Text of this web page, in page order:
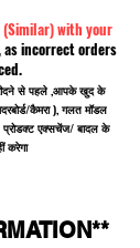
with your
incorrect orders
से पहले ,आपके खुद के
कैमरा ), गलत मॉडल
एक्सचेंज/ बादल के
करेगा